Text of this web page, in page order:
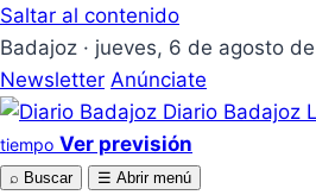
Saltar al contenido
Badajoz · jueves, 6 de agosto
Newsletter Anúnciate
Diario Badajoz
tiempo Ver previsión
⌕ Buscar ☰ Abrir menú